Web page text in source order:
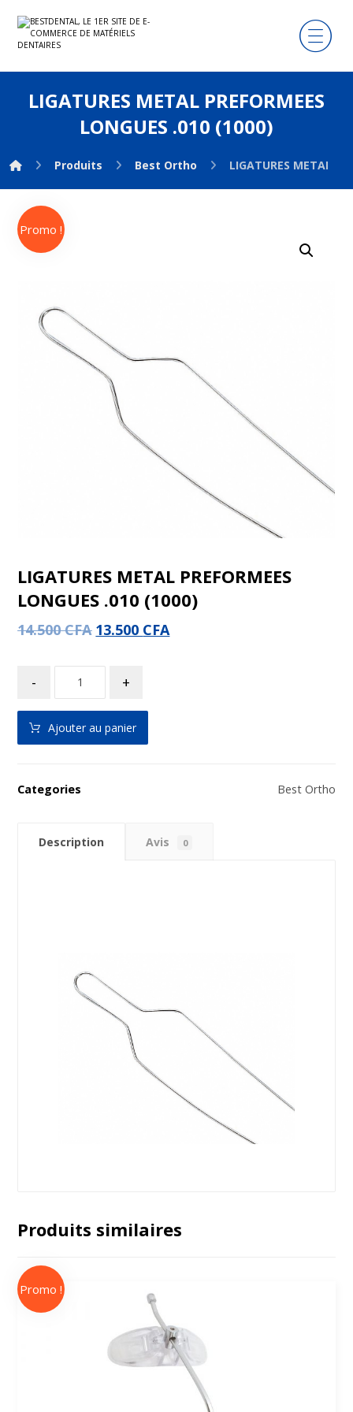
LIGATURES METAL PREFORMEES
LONGUES .010 (1000)
Produits Best Ortho LIGATURES METAL
Promo !
LIGATURES METAL PREFORMEES
LONGUES .010 (1000)
14.500CFA 13.500 CFA
- +
Ajouter au panier
Categories Best Ortho
Description Avis 0
Produits similaires
Promo !